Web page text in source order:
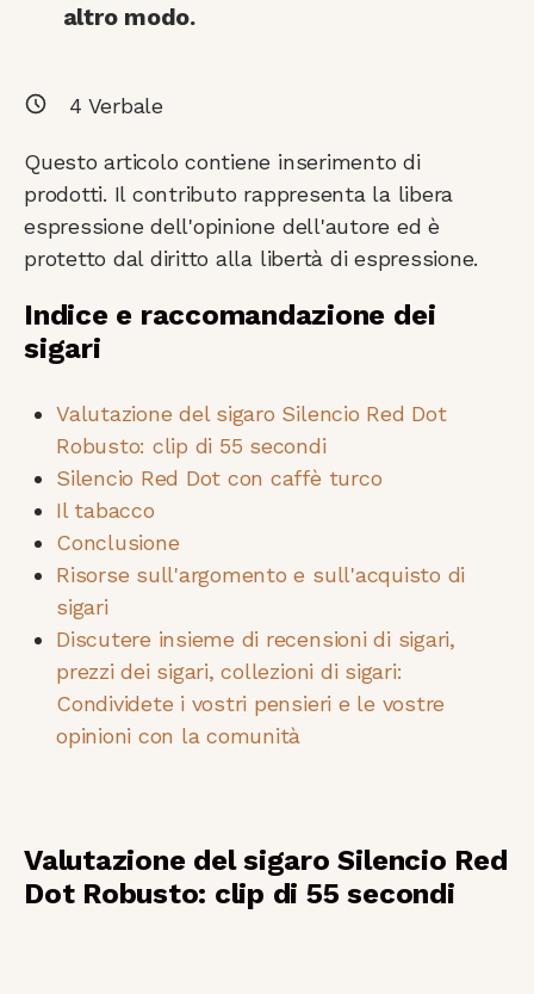
altro modo.
4 Verbale
Questo articolo contiene inserimento di
prodotti. Il contributo rappresenta la libera
espressione dell'opinione dell'autore ed è
protetto dal diritto alla libertà di espressione.
Indice e raccomandazione dei
sigari
Valutazione del sigaro Silencio Red Dot
Robusto: clip di 55 secondi
Silencio Red Dot con caffè turco
Il tabacco
Conclusione
Risorse sull'argomento e sull'acquisto di
sigari
Discutere insieme di recensioni di sigari,
prezzi dei sigari, collezioni di sigari:
Condividete i vostri pensieri e le vostre
opinioni con la comunità
Valutazione del sigaro Silencio Red
Dot Robusto: clip di 55 secondi